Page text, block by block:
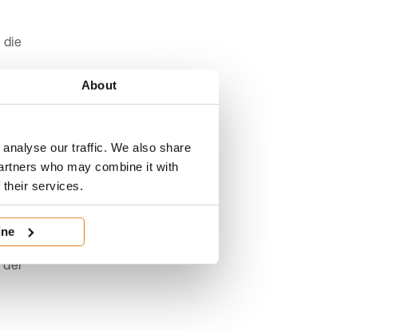
About
our traffic. We also share
who may combine it with
their services.
die
der